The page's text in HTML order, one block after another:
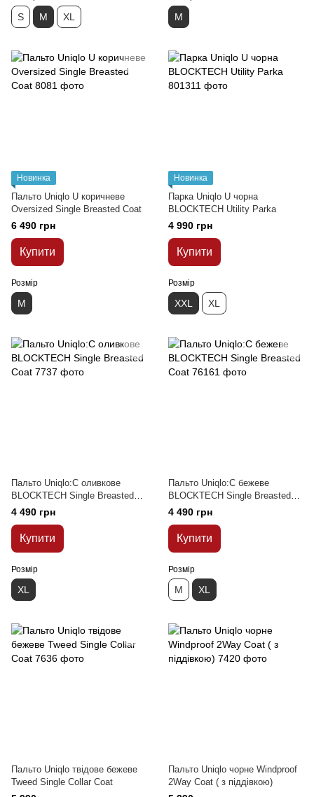
S M XL M
Новинка
Пальто Uniqlo U коричневе
Oversized Single Breasted Coat
6 490 грн
Купити
Розмір
M
Новинка
Парка Uniqlo U чорна
BLOCKTECH Utility Parka
4 990 грн
Купити
Розмір
XXL XL
Пальто Uniqlo:C оливкове
BLOCKTECH Single Breasted
Coat
4 490 грн
Купити
Розмір
XL
Пальто Uniqlo:C бежеве
BLOCKTECH Single Breasted
Coat
4 490 грн
Купити
Розмір
M XL
Пальто Uniqlo твідове бежеве
Tweed Single Collar Coat
Пальто Uniqlo чорне Windproof
2Way Coat ( з піддівкою)